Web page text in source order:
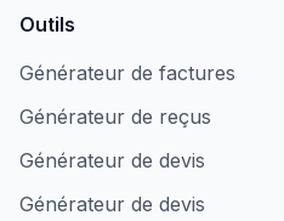
Outils
Générateur de factures
Générateur de reçus
Générateur de devis
Générateur de devis